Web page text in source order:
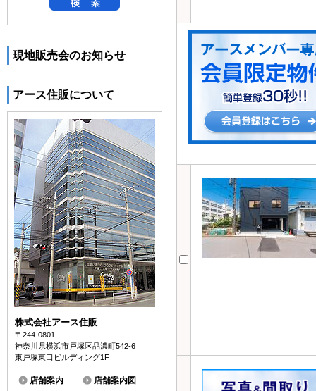
現地販売会のお知らせ
アース住販について
株式会社アース住販
〒244-0801
神奈川県横浜市戸塚区品濃町542-6
東戸塚東口ビルディング1F
店舗案内
店舗案内図